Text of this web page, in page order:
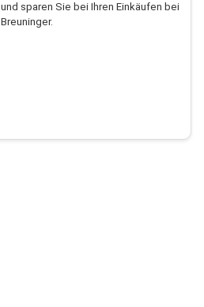
und sparen Sie bei Ihren Einkäufen bei
Breuninger.